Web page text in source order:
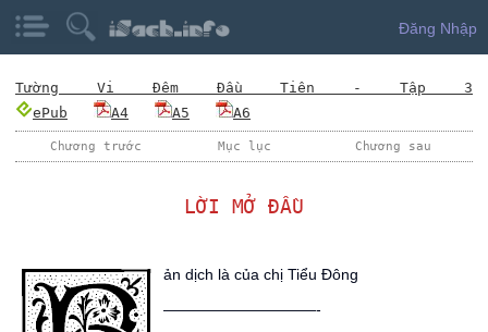
Đăng Nhập
Tường Vi Đêm Đầu Tiên - Tập 3
ePub
A4 A5 A6
Chương trước Mục lục Chương sau
LỜI MỞ ĐẦU
ản dịch là của chị Tiểu Đông
——————————-